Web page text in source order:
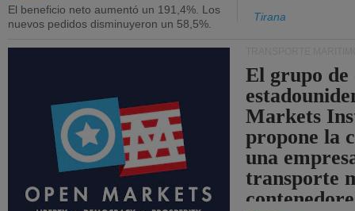
El beneficio neto aumentó un 191,4%. Los
nuevos pedidos disminuyeron un 58,5%.
Tirana
El grupo de
Markets
propone la
una
transporte